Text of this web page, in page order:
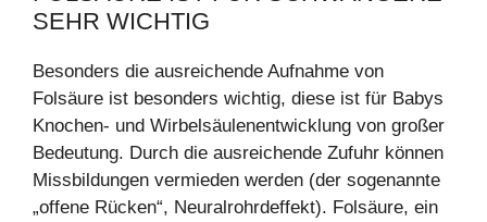
SEHR WICHTIG
Besonders die ausreichende Aufnahme von
Folsäure ist besonders wichtig, diese ist für Babys
Knochen- und Wirbelsäulenentwicklung von großer
Bedeutung. Durch die ausreichende Zufuhr können
Missbildungen vermieden werden (der sogenannte
„offene Rücken“, Neuralrohrdeffekt). Folsäure, ein